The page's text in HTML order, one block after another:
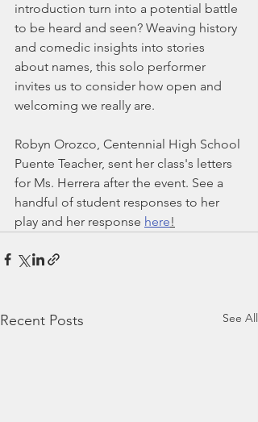
introduction turn into a potential battle
to be heard and seen? Weaving history
and comedic insights into stories
about names, this solo performer
invites us to consider how open and
welcoming we really are.
Robyn Orozco, Centennial High School
Puente Teacher, sent her class's letters
for Ms. Herrera after the event. See a
handful of student responses to her
play and her response here!
Recent Posts See All